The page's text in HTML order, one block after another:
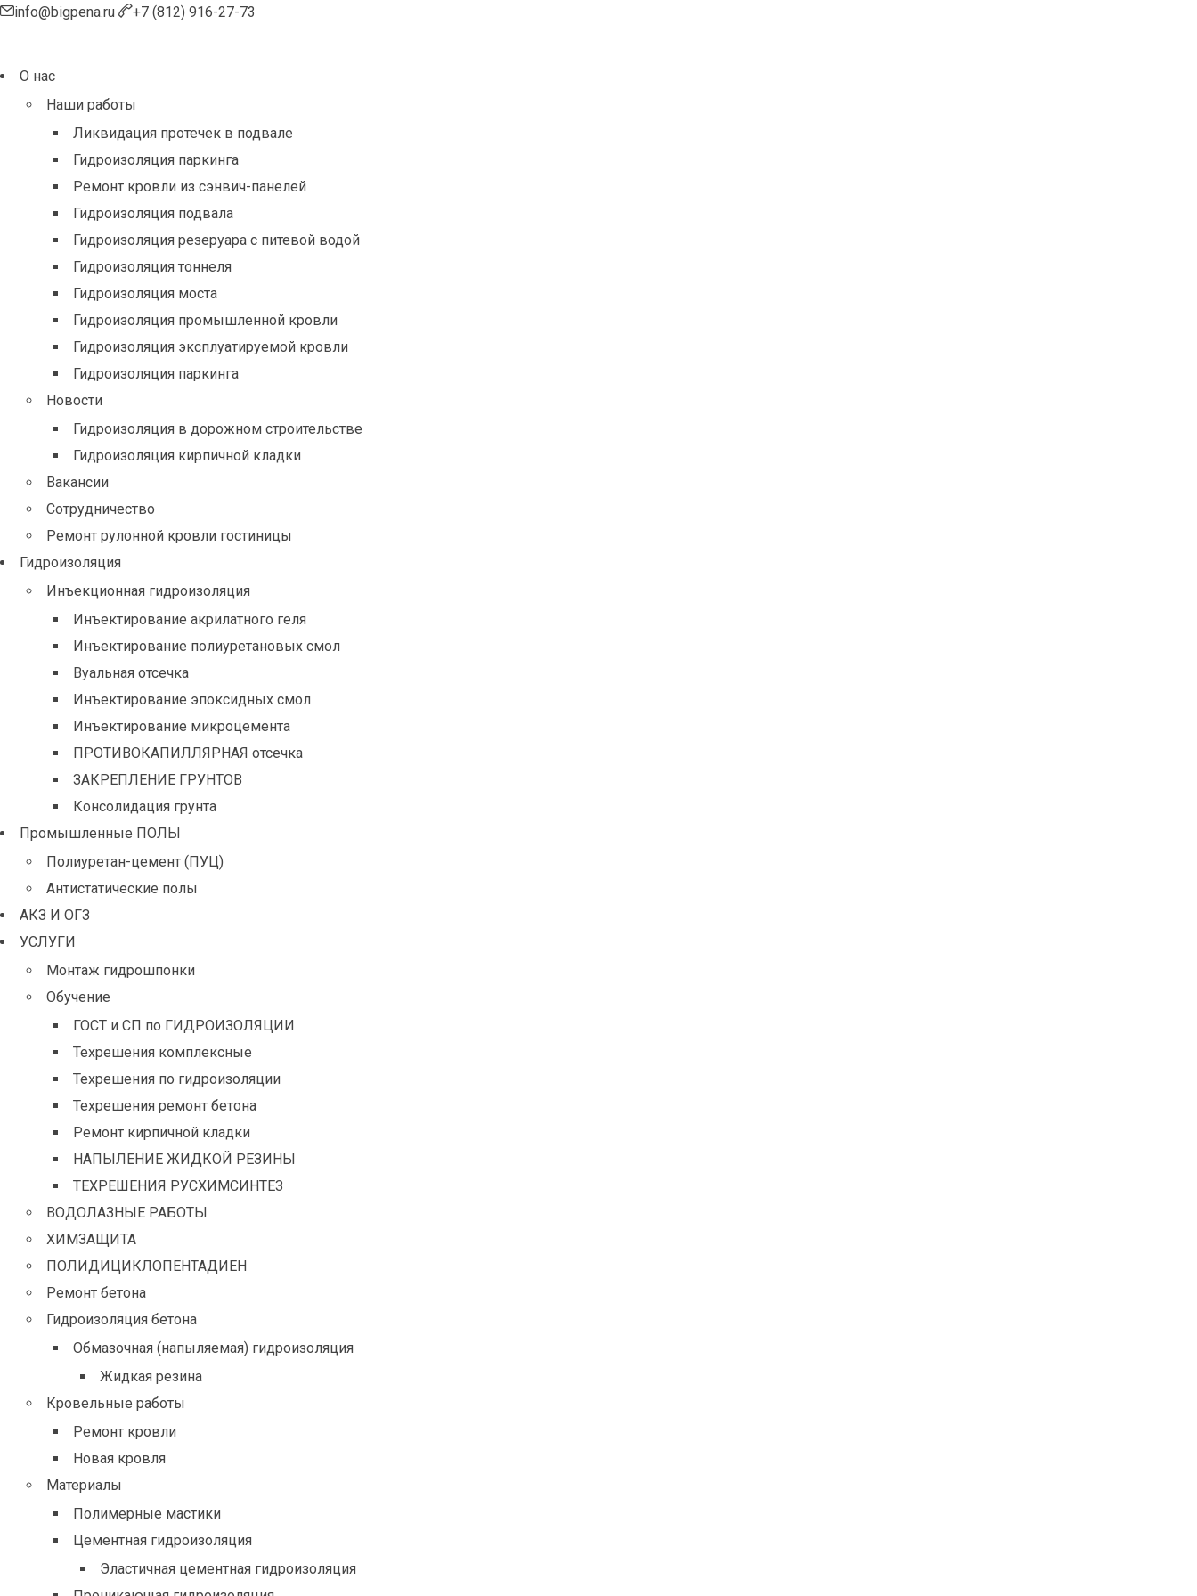
info@bigpena.ru +7 (812) 916-27-73
О нас
Наши работы
Ликвидация протечек в подвале
Гидроизоляция паркинга
Ремонт кровли из сэнвич-панелей
Гидроизоляция подвала
Гидроизоляция резеруара с питевой водой
Гидроизоляция тоннеля
Гидроизоляция моста
Гидроизоляция промышленной кровли
Гидроизоляция эксплуатируемой кровли
Гидроизоляция паркинга
Новости
Гидроизоляция в дорожном строительстве
Гидроизоляция кирпичной кладки
Вакансии
Сотрудничество
Ремонт рулонной кровли гостиницы
Гидроизоляция
Инъекционная гидроизоляция
Инъектирование акрилатного геля
Инъектирование полиуретановых смол
Вуальная отсечка
Инъектирование эпоксидных смол
Инъектирование микроцемента
ПРОТИВОКАПИЛЛЯРНАЯ отсечка
ЗАКРЕПЛЕНИЕ ГРУНТОВ
Консолидация грунта
Промышленные ПОЛЫ
Полиуретан-цемент (ПУЦ)
Антистатические полы
АКЗ И ОГЗ
УСЛУГИ
Монтаж гидрошпонки
Обучение
ГОСТ и СП по ГИДРОИЗОЛЯЦИИ
Техрешения комплексные
Техрешения по гидроизоляции
Техрешения ремонт бетона
Ремонт кирпичной кладки
НАПЫЛЕНИЕ ЖИДКОЙ РЕЗИНЫ
ТЕХРЕШЕНИЯ РУСХИМСИНТЕЗ
ВОДОЛАЗНЫЕ РАБОТЫ
ХИМЗАЩИТА
ПОЛИДИЦИКЛОПЕНТАДИЕН
Ремонт бетона
Гидроизоляция бетона
Обмазочная (напыляемая) гидроизоляция
Жидкая резина
Кровельные работы
Ремонт кровли
Новая кровля
Материалы
Полимерные мастики
Цементная гидроизоляция
Эластичная цементная гидроизоляция